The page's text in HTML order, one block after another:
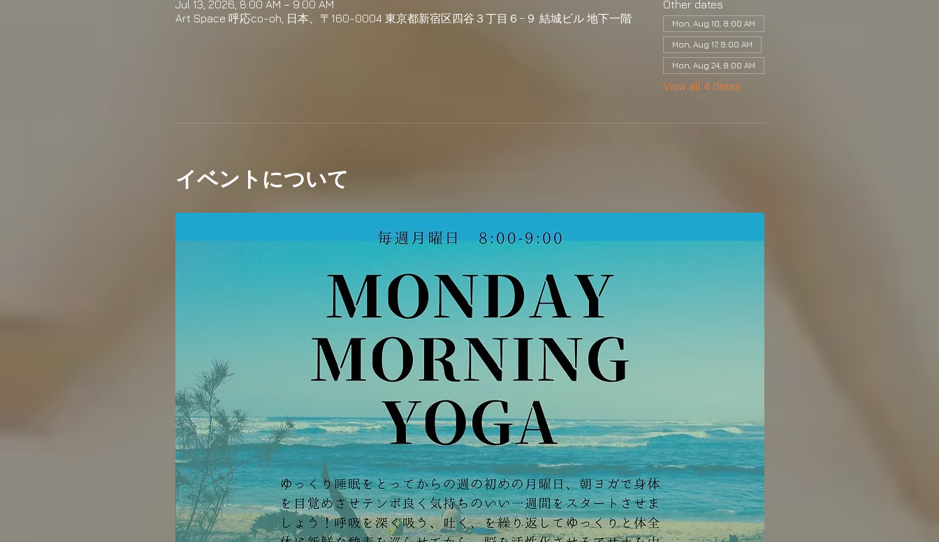
Jul 13, 2026, 8:00 AM – 9:00 AM
Art Space 呼応co-oh, 日本、〒160-0004 東京都新宿区四谷３丁目６−９ 結城ビル 地下一階
Other dates
Mon, Aug 10, 8:00 AM
Mon, Aug 17, 8:00 AM
Mon, Aug 24, 8:00 AM
View all 4 dates
イベントについて